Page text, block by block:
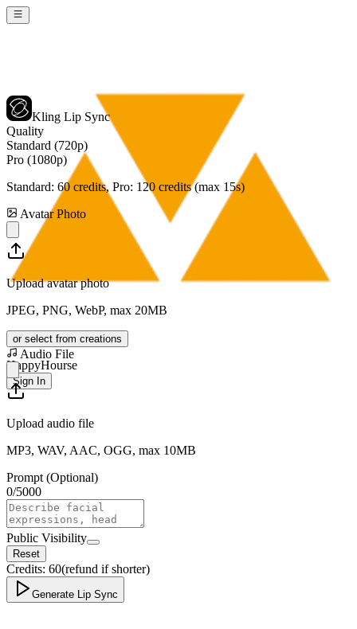
HappyHourse
Sign In
Kling Lip Sync
Quality
Standard (720p)
Pro (1080p)
Standard: 60 credits, Pro: 120 credits (max 15s)
Avatar Photo
Upload avatar photo
JPEG, PNG, WebP, max 20MB
or select from creations
Audio File
Upload audio file
MP3, WAV, AAC, OGG, max 10MB
Prompt (Optional)
0/5000
Public Visibility
Reset
Credits: 60(refund if shorter)
Generate Lip Sync